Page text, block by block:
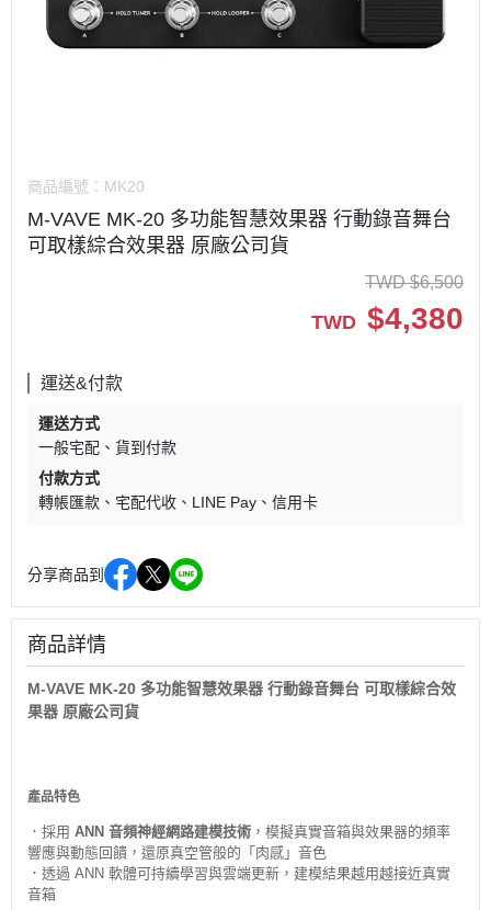
商品編號： MK20
M-VAVE MK-20 多功能智慧效果器 行動錄音舞台
可取樣綜合效果器 原廠公司貨
TWD $6,500
TWD $4,380
運送&付款
運送方式
一般宅配
貨到付款
付款方式
轉帳匯款
宅配代收 LINE Pay 信用卡
分享商品到
商品詳情
M-VAVE MK-20 多功能智慧效果器 行動錄音舞台 可取樣綜合效
果器 原廠公司貨
產品特色
．採用 ANN 音頻神經網路建模技術 ，模擬真實音箱與效果器的頻率
響應與動態回饋，還原真空管般的「肉感」音色
．透過 ANN 軟體可持續學習與雲端更新，建模結果越用越接近真實
音箱